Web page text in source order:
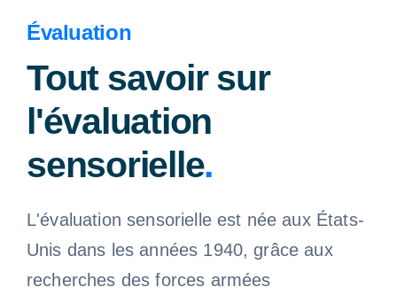
Témoignages
Le palmarès
À propos de nous
Évaluation
Tout savoir sur
l'évaluation
sensorielle.
L'évaluation sensorielle est née aux États-
Unis dans les années 1940, grâce aux
recherches des forces armées